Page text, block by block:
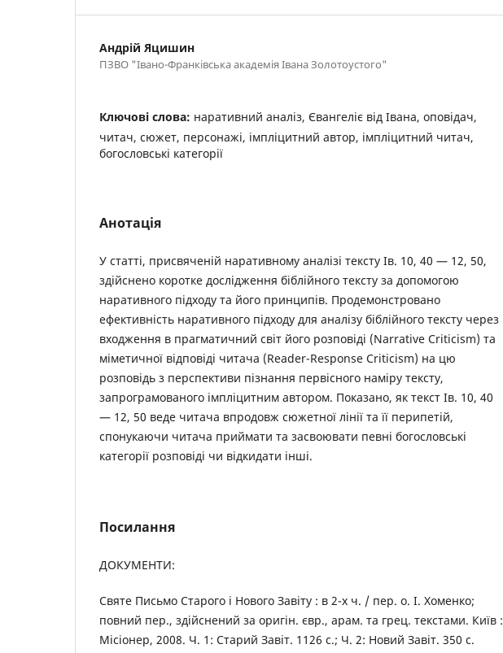
Андрій Яцишин
ПЗВО "Івано-Франківська академія Івана Золотоустого"
Ключові слова: наративний аналіз, Євангеліє від Івана, оповідач,
читач, сюжет, персонажі, імпліцитний автор, імпліцитний читач,
богословські категорії
Анотація
У статті, присвяченій наративному аналізі тексту Ів. 10, 40 — 12, 50,
здійснено коротке дослідження біблійного тексту за допомогою
наративного підходу та його принципів. Продемонстровано
ефективність наративного підходу для аналізу біблійного тексту через
входження в прагматичний світ його розповіді (Narrative Criticism) та
міметичної відповіді читача (Reader-Response Criticism) на цю
розповідь з перспективи пізнання первісного наміру тексту,
запрограмованого імпліцитним автором. Показано, як текст Ів. 10, 40
— 12, 50 веде читача впродовж сюжетної лінії та її перипетій,
спонукаючи читача приймати та засвоювати певні богословські
категорії розповіді чи відкидати інші.
Посилання
ДОКУМЕНТИ:
Святе Письмо Старого і Нового Завіту : в 2-х ч. / пер. о. І. Хоменко;
повний пер., здійснений за оригін. євр., арам. та грец. текстами. Київ :
Місіонер, 2008. Ч. 1: Старий Завіт. 1126 с.; Ч. 2: Новий Завіт. 350 с.